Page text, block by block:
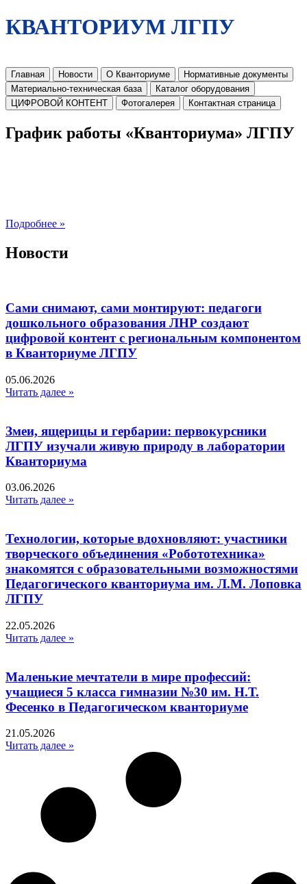
КВАНТОРИУМ ЛГПУ
Главная Новости О Кванториуме
Нормативные документы
Материально-техническая база
Каталог оборудования
ЦИФРОВОЙ КОНТЕНТ
Фотогалерея Контактная страница
График работы «Кванториума» ЛГПУ
Подробнее »
Новости
Сами снимают, сами монтируют: педагоги
дошкольного образования ЛНР создают
цифровой контент с региональным компонентом
в Кванториуме ЛГПУ​
05.06.2026
Читать далее »
Змеи, ящерицы и гербарии: первокурсники
ЛГПУ изучали живую природу в лаборатории
Кванториума
03.06.2026
Читать далее »
Технологии, которые вдохновляют: участники
творческого объединения «Робототехника»
знакомятся с образовательными возможностями
Педагогического кванториума им. Л.М. Лоповка
ЛГПУ
22.05.2026
Читать далее »
Маленькие мечтатели в мире профессий:
учащиеся 5 класса гимназии №30 им. Н.Т.
Фесенко в Педагогическом кванториуме
21.05.2026
Читать далее »